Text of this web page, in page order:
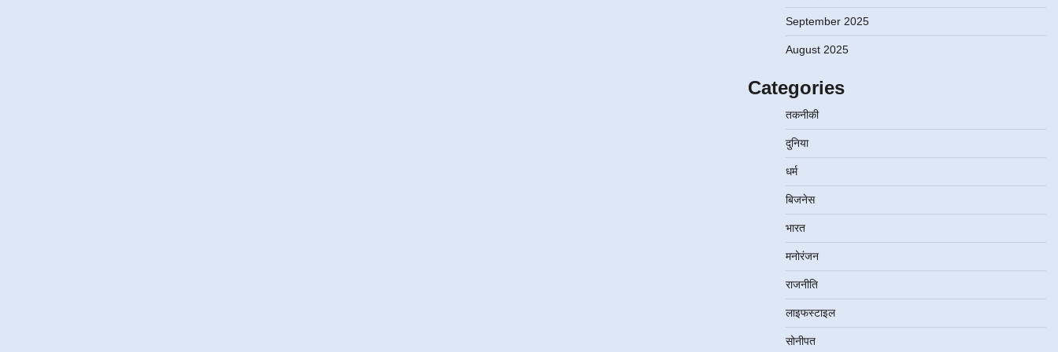
September 2025
August 2025
Categories
तकनीकी
दुनिया
धर्म
बिजनेस
भारत
मनोरंजन
राजनीति
लाइफस्टाइल
सोनीपत